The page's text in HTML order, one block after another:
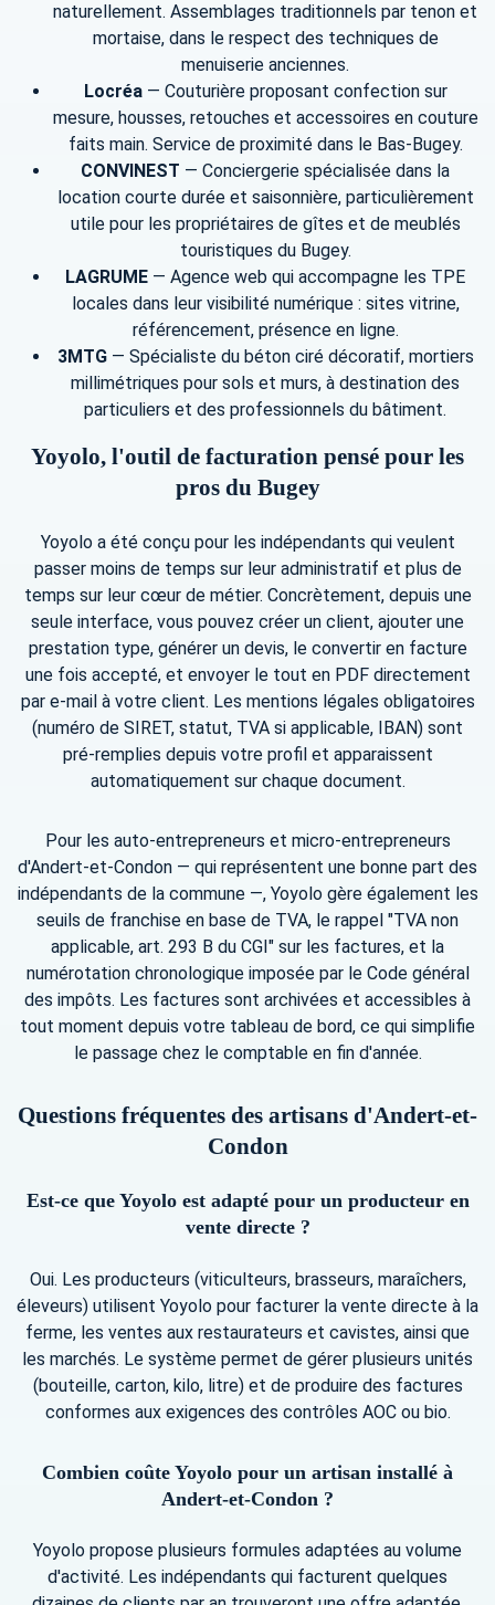
naturellement. Assemblages traditionnels par tenon et
mortaise, dans le respect des techniques de
menuiserie anciennes.
Locréa— Couturière proposant confection sur
mesure, housses, retouches et accessoires en couture
faits main. Service de proximité dans le Bas-Bugey.
CONVINEST — Conciergerie spécialisée dans la
location courte durée et saisonnière, particulièrement
utile pour les propriétaires de gîtes et de meublés
touristiques du Bugey.
LAGRUME — Agence web qui accompagne les TPE
locales dans leur visibilité numérique : sites vitrine,
référencement, présence en ligne.
3MTG— Spécialiste du béton ciré décoratif, mortiers
millimétriques pour sols et murs, à destination des
particuliers et des professionnels du bâtiment.
Yoyolo, l'outil de facturation pensé pour les
pros du Bugey
Yoyolo a été conçu pour les indépendants qui veulent
passer moins de temps sur leur administratif et plus de
temps sur leur cœur de métier. Concrètement, depuis une
seule interface, vous pouvez créer un client, ajouter une
prestation type, générer un devis, le convertir en facture
une fois accepté, et envoyer le tout en PDF directement
par e-mail à votre client. Les mentions légales obligatoires
(numéro de SIRET, statut, TVA si applicable, IBAN) sont
pré-remplies depuis votre profil et apparaissent
automatiquement sur chaque document.
Pour les auto-entrepreneurs et micro-entrepreneurs
d'Andert-et-Condon — qui représentent une bonne part des
indépendants de la commune —, Yoyolo gère également les
seuils de franchise en base de TVA, le rappel "TVA non
applicable, art. 293 B du CGI" sur les factures, et la
numérotation chronologique imposée par le Code général
des impôts. Les factures sont archivées et accessibles à
tout moment depuis votre tableau de bord, ce qui simplifie
le passage chez le comptable en fin d'année.
Questions fréquentes des artisans d'Andert-et-
Condon
Est-ce que Yoyolo est adapté pour un producteur en
vente directe ?
Oui. Les producteurs (viticulteurs, brasseurs, maraîchers,
éleveurs) utilisent Yoyolo pour facturer la vente directe à la
ferme, les ventes aux restaurateurs et cavistes, ainsi que
les marchés. Le système permet de gérer plusieurs unités
(bouteille, carton, kilo, litre) et de produire des factures
conformes aux exigences des contrôles AOC ou bio.
Combien coûte Yoyolo pour un artisan installé à
Andert-et-Condon ?
Yoyolo propose plusieurs formules adaptées au volume
d'activité. Les indépendants qui facturent quelques